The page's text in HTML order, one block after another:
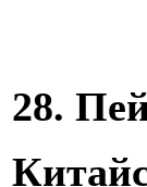
28.